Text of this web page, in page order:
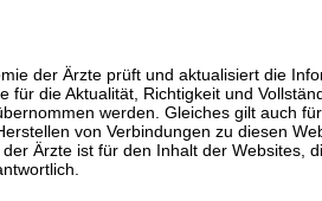
der Ärzte prüft und aktualisiert die
für die Aktualität, Richtigkeit und
werden. Gleiches gilt auch
von Verbindungen zu diesen
Ärzte ist für den Inhalt der Websites,